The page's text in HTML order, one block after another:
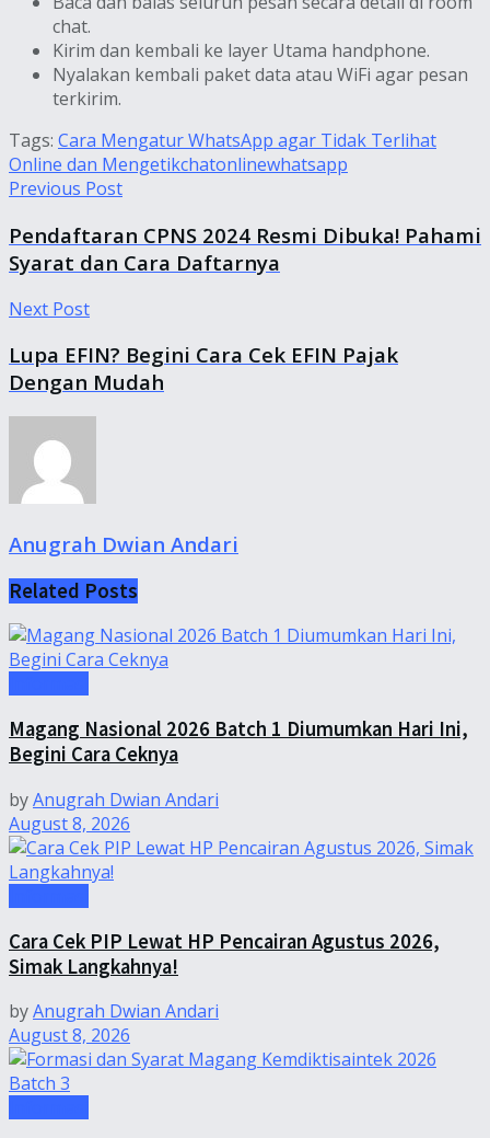
chat.
Kirim dan kembali ke layer Utama handphone.
Nyalakan kembali paket data atau WiFi agar pesan
terkirim.
Tags: Cara Mengatur WhatsApp agar Tidak Terlihat
Online dan Mengetikchatonlinewhatsapp
Previous Post
Pendaftaran CPNS 2024 Resmi Dibuka! Pahami
Syarat dan Cara Daftarnya
Next Post
Lupa EFIN? Begini Cara Cek EFIN Pajak
Dengan Mudah
Anugrah Dwian Andari
Related Posts
Magang Nasional 2026 Batch 1 Diumumkan Hari Ini,
Begini Cara Ceknya
byAnugrah Dwian Andari
August 8, 2026
Cara Cek PIP Lewat HP Pencairan Agustus 2026,
Simak Langkahnya!
byAnugrah Dwian Andari
August 8, 2026